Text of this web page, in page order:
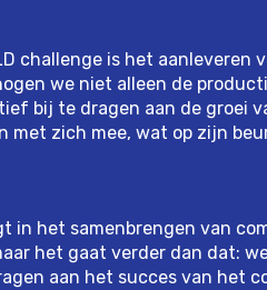
challenge is het aanleveren
we niet alleen de
bij te dragen aan de groei
met zich mee, wat op zijn
in het samenbrengen van
het gaat verder dan dat:
aan het succes van het